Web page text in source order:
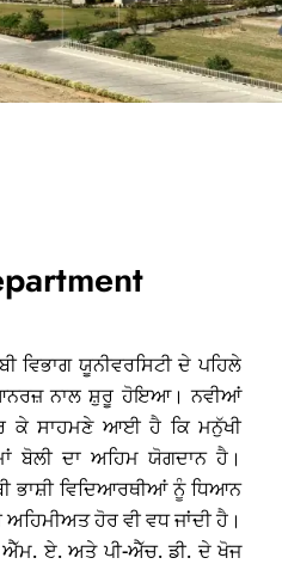
ਵਿਭਾਗ ਯੂਨੀਵਰਸਿਟੀ ਦੇ ਪਹਿਲੇ
ਨਾਲ ਸ਼ੁਰੂ ਹੋਇਆ। ਨਵੀਆਂ
ਕੇ ਸਾਹਮਣੇ ਆਈ ਹੈ ਕਿ ਮਨੁੱਖੀ
ਬੋਲੀ ਦਾ ਅਹਿਮ ਯੋਗਦਾਨ ਹੈ।
ਭਾਸ਼ੀ ਵਿਦਿਆਰਥੀਆਂ ਨੂੰ ਧਿਆਨ
ਹੋਰ ਵੀ ਵਧ ਜਾਂਦੀ ਹੈ।
ਐੱਮ. ਏ. ਅਤੇ ਪੀ-ਐੱਚ. ਡੀ. ਦੇ ਖੋਜ